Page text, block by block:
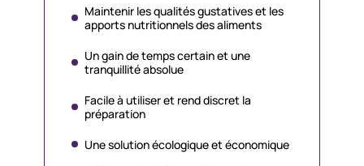
Maintenir les qualités gustatives et les
apports nutritionnels des aliments
Un gain de temps certain et une
tranquillité absolue
Facile à utiliser et rend discret la
préparation
Une solution écologique et économique